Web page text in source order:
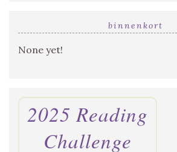
binnenkort
None yet!
2025 Reading
Challenge